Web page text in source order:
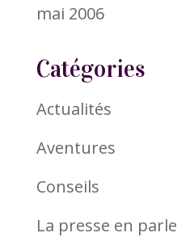
mai 2006
Catégories
Actualités
Aventures
Conseils
La presse en parle